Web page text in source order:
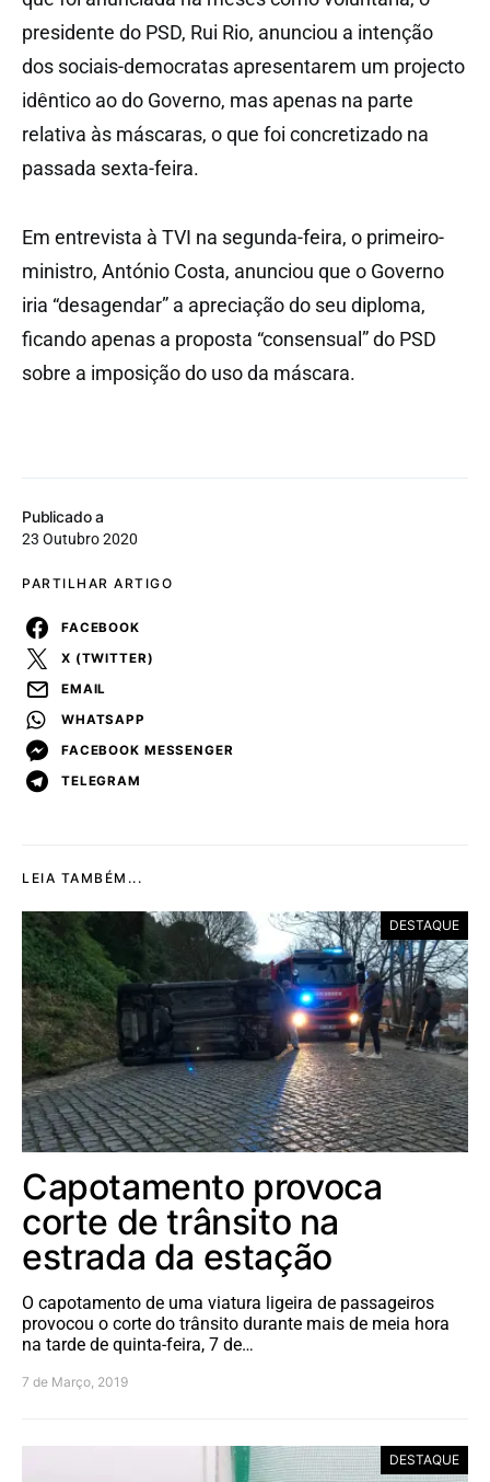
Publicado a
23 Outubro 2020
PARTILHAR ARTIGO
FACEBOOK
X (TWITTER)
EMAIL
WHATSAPP
FACEBOOK MESSENGER
TELEGRAM
presidente do PSD, Rui Rio, anunciou a intenção
dos sociais-democratas apresentarem um projecto
idêntico ao do Governo, mas apenas na parte
relativa às máscaras, o que foi concretizado na
passada sexta-feira.
Em entrevista à TVI na segunda-feira, o primeiro-
ministro, António Costa, anunciou que o Governo
iria “desagendar” a apreciação do seu diploma,
ficando apenas a proposta “consensual” do PSD
sobre a imposição do uso da máscara.
LEIA TAMBÉM...
DESTAQUE
Capotamento provoca
corte de trânsito na
estrada da estação
O capotamento de uma viatura ligeira de passageiros
provocou o corte do trânsito durante mais de meia hora
na tarde de quinta-feira, 7 de…
7 de Março, 2019
DESTAQUE